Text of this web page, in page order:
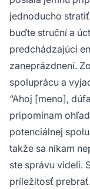
jednoducho
buďte struční a
predchádzajúci
zaneprázdnení.
spoluprácu a
“Ahoj [meno],
pripomínam
potenciálnej
takže sa nikam
ste správu videli.
príležitosť